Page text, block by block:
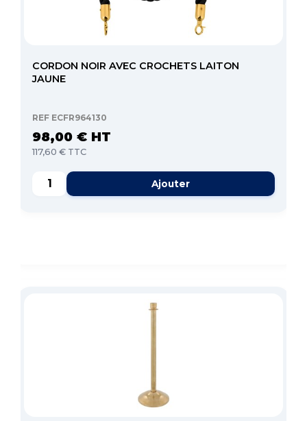
CORDON NOIR AVEC CROCHETS LAITON
JAUNE
REF ECFR964130
98,00 € HT
117,60 € TTC
Ajouter